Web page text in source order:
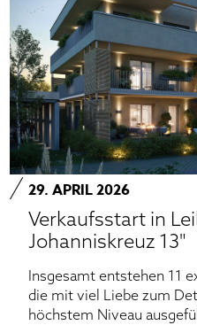
29. APRIL 2026
Verkaufsstart in
Johanniskreuz 13"
Insgesamt entstehen 11
die mit viel Liebe zum
höchstem Niveau